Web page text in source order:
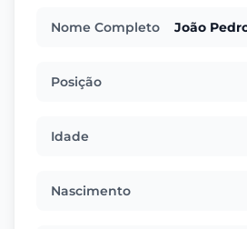
Nome Completo João
Posição
Idade
Nascimento